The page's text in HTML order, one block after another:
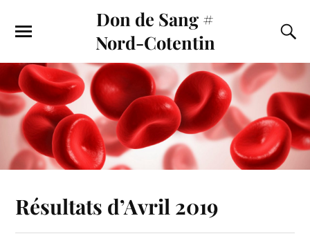
Don de Sang #
Nord-Cotentin
Résultats d’Avril 2019